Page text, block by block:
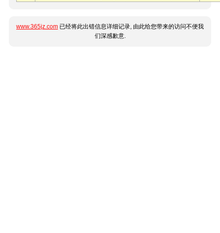
www.365jz.com 已经将此出错信息详细记录, 由此给您带来的访问不便我
们深感歉意.